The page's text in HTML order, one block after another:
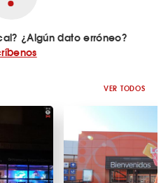
¿Algún dato erróneo?
VER TODOS